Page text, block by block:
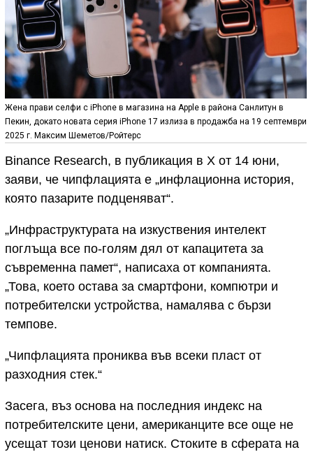
Жена прави селфи с iPhone в магазина на Apple в района Санлитун в
Пекин, докато новата серия iPhone 17 излиза в продажба на 19 септември
2025 г. Максим Шеметов/Ройтерс
Binance Research, в публикация в X от 14 юни,
заяви, че чипфлацията е „инфлационна история,
която пазарите подценяват“.
„Инфраструктурата на изкуствения интелект
поглъща все по-голям дял от капацитета за
съвременна памет“, написаха от компанията.
„Това, което остава за смартфони, компютри и
потребителски устройства, намалява с бързи
темпове.
„Чипфлацията прониква във всеки пласт от
разходния стек.“
Засега, въз основа на последния индекс на
потребителските цени, американците все още не
усещат този ценови натиск. Стоките в сферата на